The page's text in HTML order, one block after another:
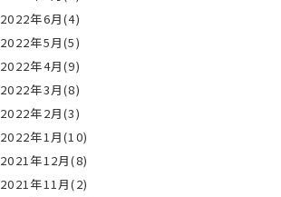
2022年6月(4)
2022年5月(5)
2022年4月(9)
2022年3月(8)
2022年2月(3)
2022年1月(10)
2021年12月(8)
2021年11月(2)